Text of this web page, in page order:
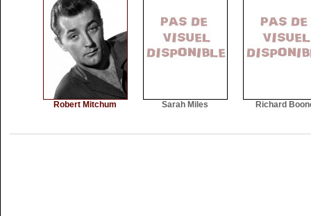
Robert Mitchum Sarah Miles Richard